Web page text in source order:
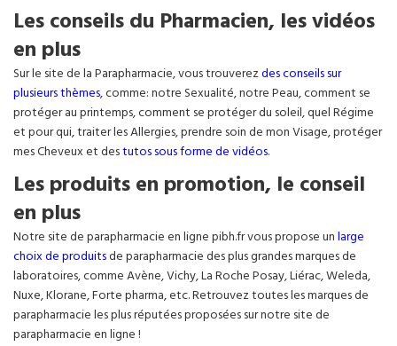
Les conseils du Pharmacien, les vidéos
en plus
Sur le site de la Parapharmacie, vous trouverezdes conseils sur
plusieurs thèmes, comme: notre Sexualité, notre Peau, comment se
protéger au printemps, comment se protéger du soleil, quel Régime
et pour qui, traiter les Allergies, prendre soin de mon Visage, protéger
mes Cheveux et destutos sous forme de vidéos.
Les produits en promotion, le conseil
en plus
Notre site de parapharmacie en ligne pibh.fr vous propose unlarge
choix de produitsde parapharmacie des plus grandes marques de
laboratoires, comme Avène, Vichy, La Roche Posay, Liérac, Weleda,
Nuxe, Klorane, Forte pharma, etc. Retrouvez toutes les marques de
parapharmacie les plus réputées proposées sur notre site de
parapharmacie en ligne !